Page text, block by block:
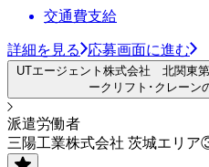
交通費支給
詳細を見る 応募画面に進む
UTエージェント株式会社 北関東
ークリフト･クレーン
派遣労働者
三陽工業株式会社 茨城エリア